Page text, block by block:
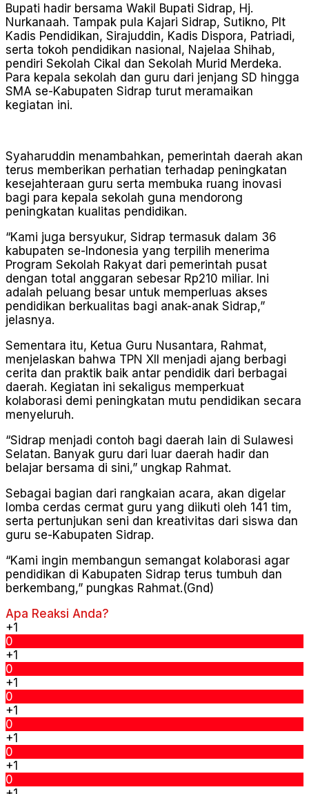
Bupati hadir bersama Wakil Bupati Sidrap, Hj.
Nurkanaah. Tampak pula Kajari Sidrap, Sutikno, Plt
Kadis Pendidikan, Sirajuddin, Kadis Dispora, Patriadi,
serta tokoh pendidikan nasional, Najelaa Shihab,
pendiri Sekolah Cikal dan Sekolah Murid Merdeka.
Para kepala sekolah dan guru dari jenjang SD hingga
SMA se-Kabupaten Sidrap turut meramaikan
kegiatan ini.
Syaharuddin menambahkan, pemerintah daerah akan
terus memberikan perhatian terhadap peningkatan
kesejahteraan guru serta membuka ruang inovasi
bagi para kepala sekolah guna mendorong
peningkatan kualitas pendidikan.
“Kami juga bersyukur, Sidrap termasuk dalam 36
kabupaten se-Indonesia yang terpilih menerima
Program Sekolah Rakyat dari pemerintah pusat
dengan total anggaran sebesar Rp210 miliar. Ini
adalah peluang besar untuk memperluas akses
pendidikan berkualitas bagi anak-anak Sidrap,”
jelasnya.
Sementara itu, Ketua Guru Nusantara, Rahmat,
menjelaskan bahwa TPN XII menjadi ajang berbagi
cerita dan praktik baik antar pendidik dari berbagai
daerah. Kegiatan ini sekaligus memperkuat
kolaborasi demi peningkatan mutu pendidikan secara
menyeluruh.
“Sidrap menjadi contoh bagi daerah lain di Sulawesi
Selatan. Banyak guru dari luar daerah hadir dan
belajar bersama di sini,” ungkap Rahmat.
Sebagai bagian dari rangkaian acara, akan digelar
lomba cerdas cermat guru yang diikuti oleh 141 tim,
serta pertunjukan seni dan kreativitas dari siswa dan
guru se-Kabupaten Sidrap.
“Kami ingin membangun semangat kolaborasi agar
pendidikan di Kabupaten Sidrap terus tumbuh dan
berkembang,” pungkas Rahmat.(Gnd)
Apa Reaksi Anda?
+1
0
+1
0
+1
0
+1
0
+1
0
+1
0